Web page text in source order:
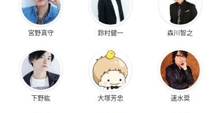
宮野真守 鈴村健一 森川智之
下野紘 大塚芳忠 速水奨